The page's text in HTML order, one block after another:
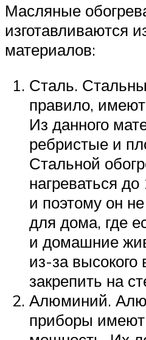
Масляные
изготавливаются
материалов:
Сталь.
правило,
Из данного
ребристые и
Стальной
нагреваться
и поэтому он
для дома, где
и домашние
из-за высокого
закрепить на
Алюминий.
приборы